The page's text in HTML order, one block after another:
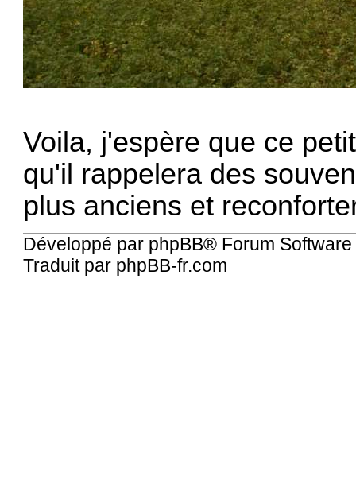
Voila, j'espère que ce
qu'il rappelera des
plus anciens et
Développé par phpBB® Forum
Traduit par phpBB-fr.com